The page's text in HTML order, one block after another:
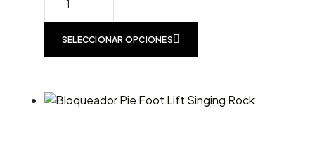
SELECCIONAR OPCIONES